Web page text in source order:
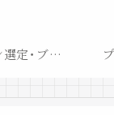
中古ドメイン選定･ブログ開設後最短での収益化戦略